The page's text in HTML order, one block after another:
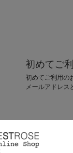
初めてご
初めてご利用の
メールアドレス